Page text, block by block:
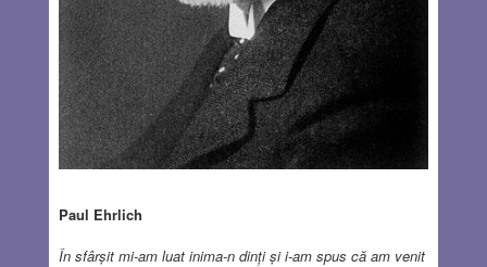
Paul Ehrlich
În sfârșit mi-am luat inima-n dinți și i-am spus că am venit